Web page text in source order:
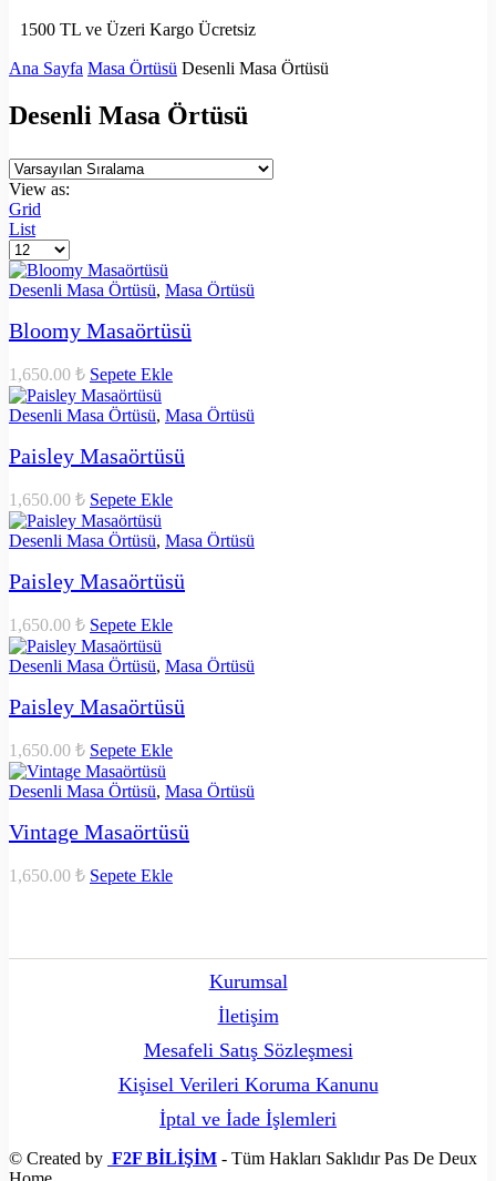
1500 TL ve Üzeri Kargo Ücretsiz
Ana Sayfa Masa Örtüsü Desenli Masa Örtüsü
Desenli Masa Örtüsü
View as:
Grid
List
Desenli Masa Örtüsü, Masa Örtüsü
Bloomy Masaörtüsü
1,650.00 ₺ Sepete Ekle
Desenli Masa Örtüsü, Masa Örtüsü
Paisley Masaörtüsü
1,650.00 ₺ Sepete Ekle
Desenli Masa Örtüsü, Masa Örtüsü
Paisley Masaörtüsü
1,650.00 ₺ Sepete Ekle
Desenli Masa Örtüsü, Masa Örtüsü
Paisley Masaörtüsü
1,650.00 ₺ Sepete Ekle
Desenli Masa Örtüsü, Masa Örtüsü
Vintage Masaörtüsü
1,650.00 ₺ Sepete Ekle
Kurumsal
İletişim
Mesafeli Satış Sözleşmesi
Kişisel Verileri Koruma Kanunu
İptal ve İade İşlemleri
© Created by F2F BİLİŞİM - Tüm Hakları Saklıdır Pas De Deux